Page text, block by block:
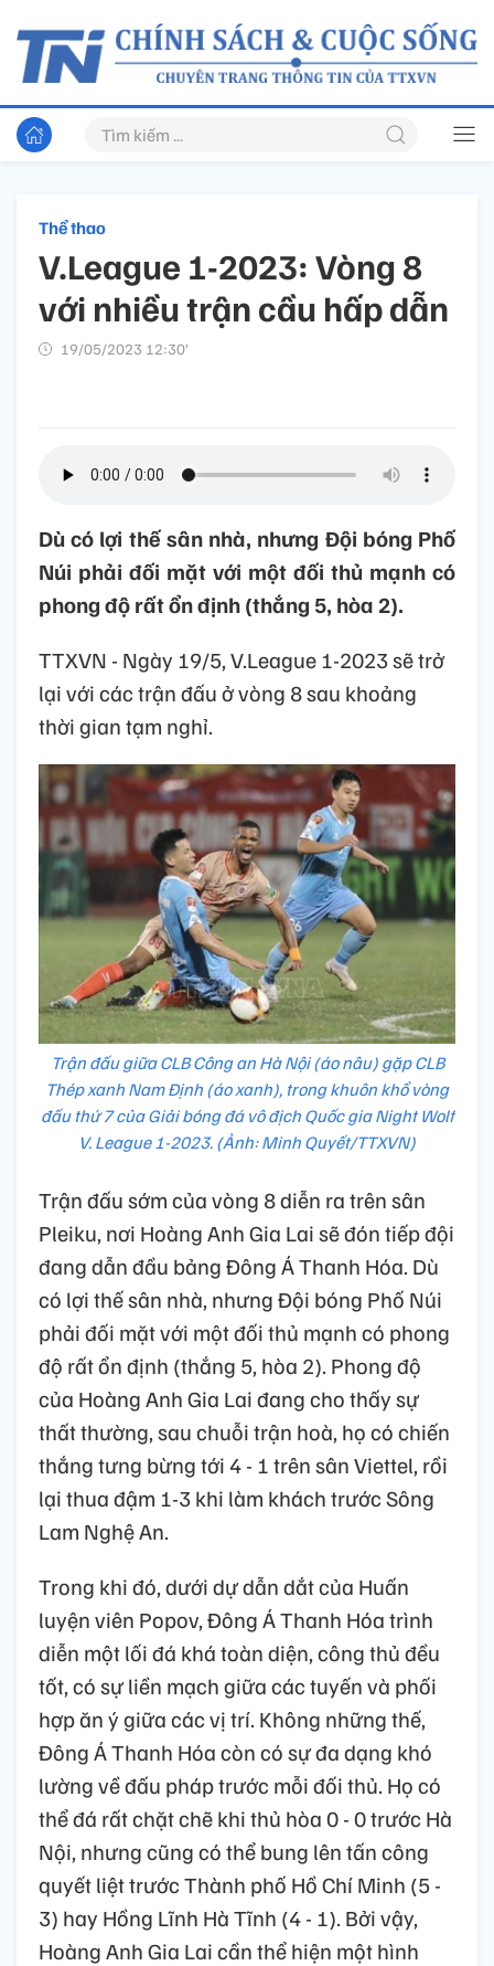
Thể thao
V.League 1-2023: Vòng 8
với nhiều trận cầu hấp dẫn
19/05/2023 12:30’
Dù có lợi thế sân nhà, nhưng Đội bóng Phố
Núi phải đối mặt với một đối thủ mạnh có
phong độ rất ổn định (thắng 5, hòa 2).
TTXVN - Ngày 19/5, V.League 1-2023 sẽ trở
lại với các trận đấu ở vòng 8 sau khoảng
thời gian tạm nghỉ.
Trận đấu giữa CLB Công an Hà Nội (áo nâu) gặp CLB
Thép xanh Nam Định (áo xanh), trong khuôn khổ vòng
đấu thứ 7 của Giải bóng đá vô địch Quốc gia Night Wolf
V. League 1-2023. (Ảnh: Minh Quyết/TTXVN)
Trận đấu sớm của vòng 8 diễn ra trên sân
Pleiku, nơi Hoàng Anh Gia Lai sẽ đón tiếp đội
đang dẫn đầu bảng Đông Á Thanh Hóa. Dù
có lợi thế sân nhà, nhưng Đội bóng Phố Núi
phải đối mặt với một đối thủ mạnh có phong
độ rất ổn định (thắng 5, hòa 2). Phong độ
của Hoàng Anh Gia Lai đang cho thấy sự
thất thường, sau chuỗi trận hoà, họ có chiến
thắng tưng bừng tới 4 - 1 trên sân Viettel, rồi
lại thua đậm 1-3 khi làm khách trước Sông
Lam Nghệ An.
Trong khi đó, dưới dự dẫn dắt của Huấn
luyện viên Popov, Đông Á Thanh Hóa trình
diễn một lối đá khá toàn diện, công thủ đều
tốt, có sự liền mạch giữa các tuyến và phối
hợp ăn ý giữa các vị trí. Không những thế,
Đông Á Thanh Hóa còn có sự đa dạng khó
lường về đấu pháp trước mỗi đối thủ. Họ có
thể đá rất chặt chẽ khi thủ hòa 0 - 0 trước Hà
Nội, nhưng cũng có thể bung lên tấn công
quyết liệt trước Thành phố Hồ Chí Minh (5 -
3) hay Hồng Lĩnh Hà Tĩnh (4 - 1). Bởi vậy,
Hoàng Anh Gia Lai cần thể hiện một hình